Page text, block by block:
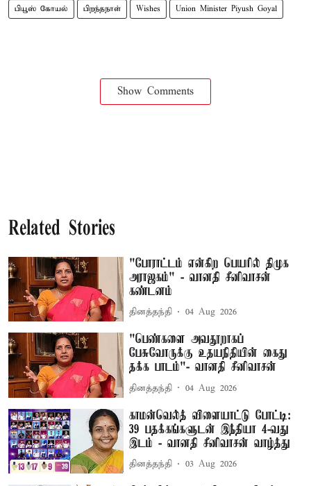
பியூஸ் கோயல் பிறந்தநாள் Wishes Union Minister Piyush Goyal
Show Comments
Related Stories
"போராட்டம் என்கிற பெயரில் திமுக
அராஜகம்" - வானதி சீனிவாசன்
கண்டனம்
தினத்தந்தி 04 Aug 2026
"பெண்களை அவதூறாகப்
பேசுவோருக்கு உதயநிதியின் கைது
தக்க பாடம்"- வானதி சீனிவாசன்
தினத்தந்தி 04 Aug 2026
காமன்வெல்த் விளையாட்டு போட்டி:
39 பதக்கங்களுடன் இந்தியா 4-வது
இடம் - வானதி சீனிவாசன் வாழ்த்து
தினத்தந்தி 03 Aug 2026